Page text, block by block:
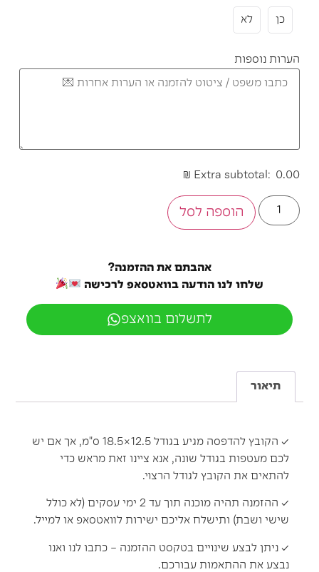
כן לא
הערות נוספות
Extra subtotal: 0.00
₪
הוספה לסל
אהבתם את ההזמנה?
שלחו לנו הודעה בוואטסאפ לרכישה
לתשלום בוואצפ
תיאור
✓ הקובץ להדפסה מגיע בגודל 12.5×18.5 ס"מ, אך אם יש
לכם מעטפות בגודל שונה, אנא ציינו זאת מראש כדי
להתאים את הקובץ לגודל הרצוי.
✓ ההזמנה תהיה מוכנה תוך עד 2 ימי עסקים (לא כולל
שישי ושבת) ותישלח אליכם ישירות לוואטסאפ או למייל.
✓ ניתן לבצע שינויים בטקסט ההזמנה – כתבו לנו ואנו
נבצע את ההתאמות עבורכם.